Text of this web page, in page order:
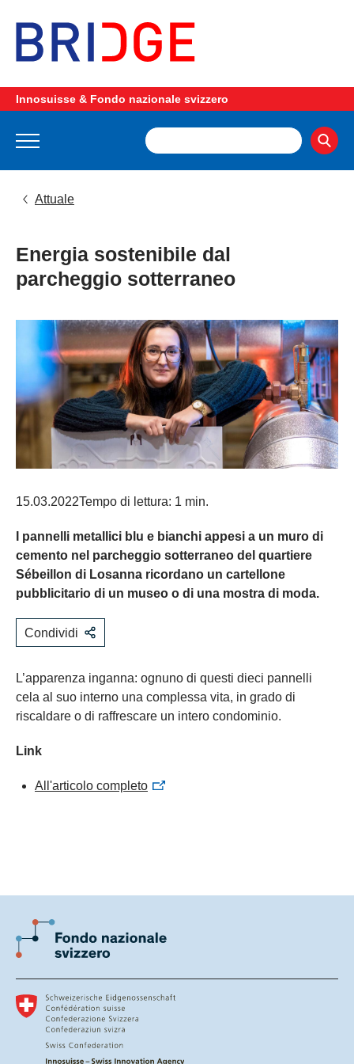
Innosuisse & Fondo nazionale svizzero
Attuale
Energia sostenibile dal
parcheggio sotterraneo
15.03.2022Tempo di lettura: 1 min.
I pannelli metallici blu e bianchi appesi a un muro di
cemento nel parcheggio sotterraneo del quartiere
Sébeillon di Losanna ricordano un cartellone
pubblicitario di un museo o di una mostra di moda.
Condividi
L’apparenza inganna: ognuno di questi dieci pannelli
cela al suo interno una complessa vita, in grado di
riscaldare o di raffrescare un intero condominio.
Link
All'articolo completo